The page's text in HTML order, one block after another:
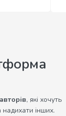
, які хочуть
надихати інших.